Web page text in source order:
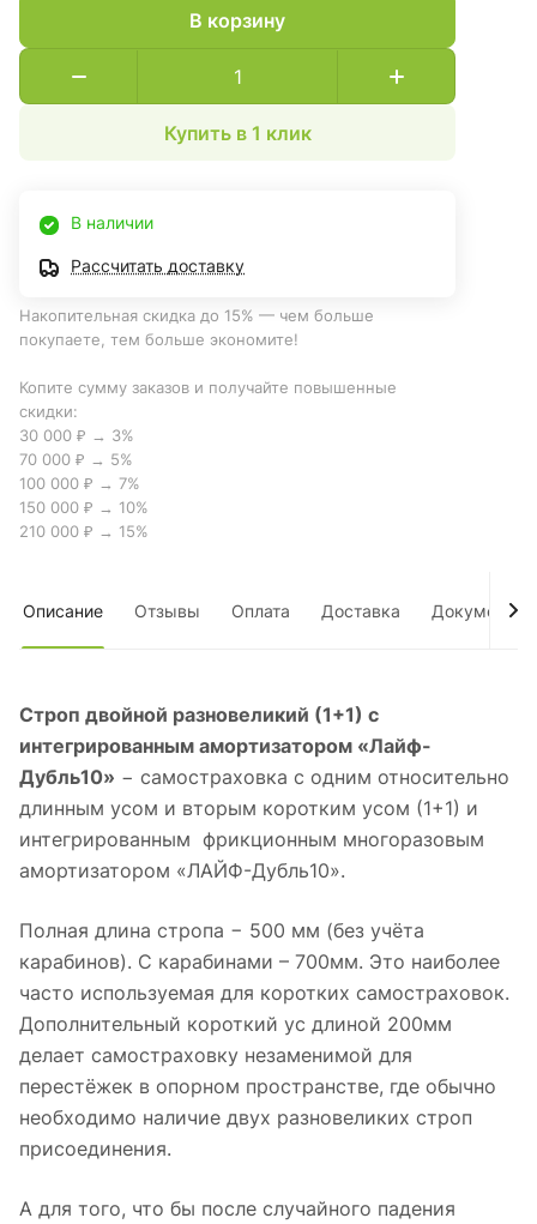
В корзину
Купить в 1 клик
В наличии
Рассчитать доставку
Накопительная скидка до 15% — чем больше
покупаете, тем больше экономите!
Копите сумму заказов и получайте повышенные
скидки:
30 000 ₽ → 3%
70 000 ₽ → 5%
100 000 ₽ → 7%
150 000 ₽ → 10%
210 000 ₽ → 15%
Описание Отзывы Оплата Доставка Документы
Строп двойной разновеликий (1+1) с
интегрированным амортизатором «Лайф-
Дубль10» − самостраховка с одним относительно
длинным усом и вторым коротким усом (1+1) и
интегрированным фрикционным многоразовым
амортизатором «ЛАЙФ-Дубль10».
Полная длина стропа − 500 мм (без учёта
карабинов). С карабинами – 700мм. Это наиболее
часто используемая для коротких самостраховок.
Дополнительный короткий ус длиной 200мм
делает самостраховку незаменимой для
перестёжек в опорном пространстве, где обычно
необходимо наличие двух разновеликих строп
присоединения.
А для того, что бы после случайного падения